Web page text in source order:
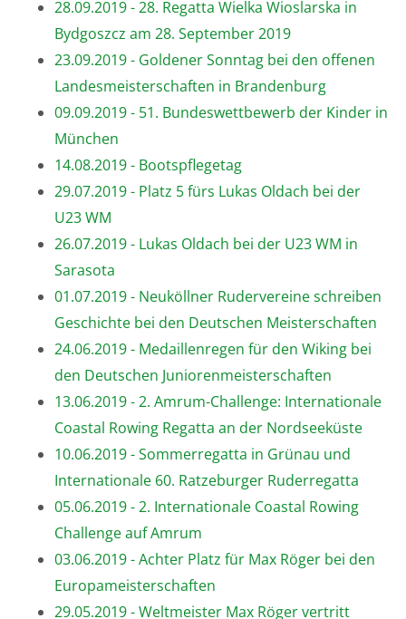
28.09.2019 - 28. Regatta Wielka Wioslarska in
Bydgoszcz am 28. September 2019
23.09.2019 - Goldener Sonntag bei den offenen
Landesmeisterschaften in Brandenburg
09.09.2019 - 51. Bundeswettbewerb der Kinder in
München
14.08.2019 - Bootspflegetag
29.07.2019 - Platz 5 fürs Lukas Oldach bei der
U23 WM
26.07.2019 - Lukas Oldach bei der U23 WM in
Sarasota
01.07.2019 - Neuköllner Rudervereine schreiben
Geschichte bei den Deutschen Meisterschaften
24.06.2019 - Medaillenregen für den Wiking bei
den Deutschen Juniorenmeisterschaften
13.06.2019 - 2. Amrum-Challenge: Internationale
Coastal Rowing Regatta an der Nordseeküste
10.06.2019 - Sommerregatta in Grünau und
Internationale 60. Ratzeburger Ruderregatta
05.06.2019 - 2. Internationale Coastal Rowing
Challenge auf Amrum
03.06.2019 - Achter Platz für Max Röger bei den
Europameisterschaften
29.05.2019 - Weltmeister Max Röger vertritt